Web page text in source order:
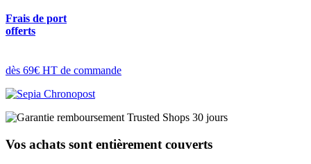
Frais de port
offerts
dès 69€ HT de commande
Vos achats sont entièrement couverts